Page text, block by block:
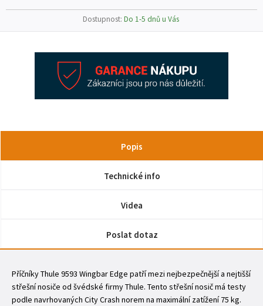
Dostupnost: Do 1-5 dnů u Vás
Popis
Technické info
Videa
Poslat dotaz
Příčníky Thule 9593 Wingbar Edge patří mezi nejbezpečnější a nejtišší
střešní nosiče od švédské firmy Thule. Tento střešní nosič má testy
podle navrhovaných City Crash norem na maximální zatížení 75 kg.